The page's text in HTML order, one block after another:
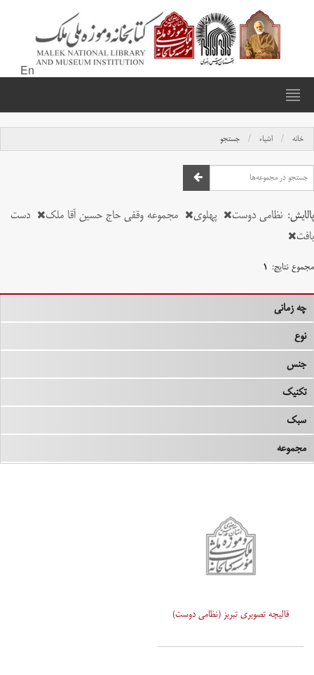
En
خانه اشیاء جستجو
پالایش: نظامی دوست پهلوی مجموعه وقفی حاج حسین آقا ملک
دست
بافت
مجموع نتایج: ۱
چه زمانی
نوع
جنس
تکنیک
سبک
مجموعه
قالیچه تصویری تبریز (نظامی دوست)